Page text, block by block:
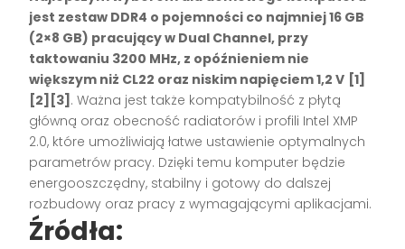
jest zestaw DDR4 o pojemności co najmniej 16 GB
(2×8 GB) pracujący w Dual Channel, przy
taktowaniu 3200 MHz, z opóźnieniem nie
większym niż CL22 oraz niskim napięciem 1,2 V [1]
[2][3] . Ważna jest także kompatybilność z płytą
główną oraz obecność radiatorów i profili Intel XMP
2.0, które umożliwiają łatwe ustawienie optymalnych
parametrów pracy. Dzięki temu komputer będzie
energooszczędny, stabilny i gotowy do dalszej
rozbudowy oraz pracy z wymagającymi aplikacjami.
Źródła: